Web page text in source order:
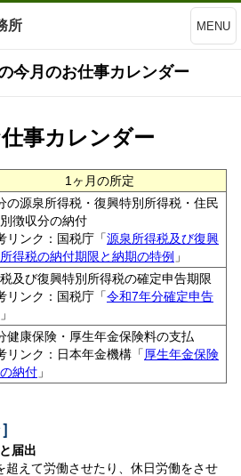
所 MENU
今月のお仕事カレンダー
事カレンダー
1ヶ月の所定
の源泉所得税・復興特別所得税・住民
徴収分の納付
リンク：国税庁「源泉所得税及び復興
得税の納付期限と納期の特例 」
及び復興特別所得税の確定申告期限
リンク：国税庁「令和7年分確定申告
」
健康保険・厚生年金保険料の支払
リンク：日本年金機構「厚生年金保険
納付 」
届出
えて労働させたり、休日労働をさせ